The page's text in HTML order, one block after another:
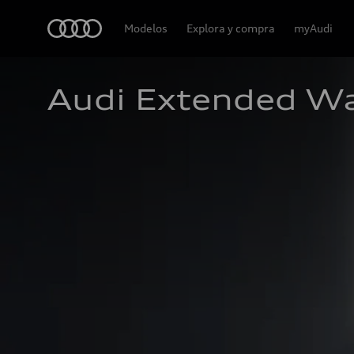
Modelos Explora y compra myAudi
Audi Extended